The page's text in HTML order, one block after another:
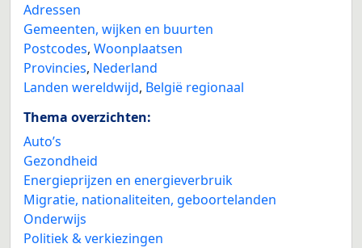
Adressen
Gemeenten, wijken en buurten
Postcodes, Woonplaatsen
Provincies, Nederland
Landen wereldwijd, België regionaal
Thema overzichten:
Auto’s
Gezondheid
Energieprijzen en energieverbruik
Migratie, nationaliteiten, geboortelanden
Onderwijs
Politiek & verkiezingen